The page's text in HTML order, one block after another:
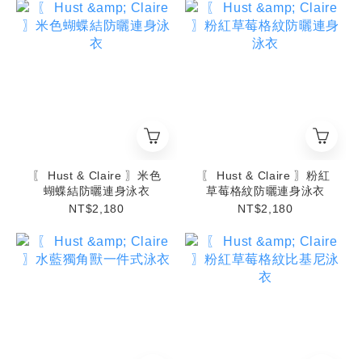
〖 Hust & Claire 〗米色
蝴蝶結防曬連身泳衣
NT$2,180
〖 Hust & Claire 〗粉紅
草莓格紋防曬連身泳衣
NT$2,180